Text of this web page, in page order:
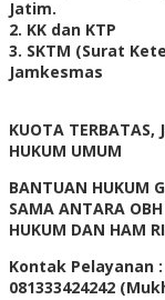
Jatim.
2. KK dan KTP
3. SKTM (Surat
Jamkesmas
KUOTA TERBATAS,
HUKUM UMUM
BANTUAN HUKUM
SAMA ANTARA
HUKUM DAN HAM RI
Kontak Pelayanan :
081333424242